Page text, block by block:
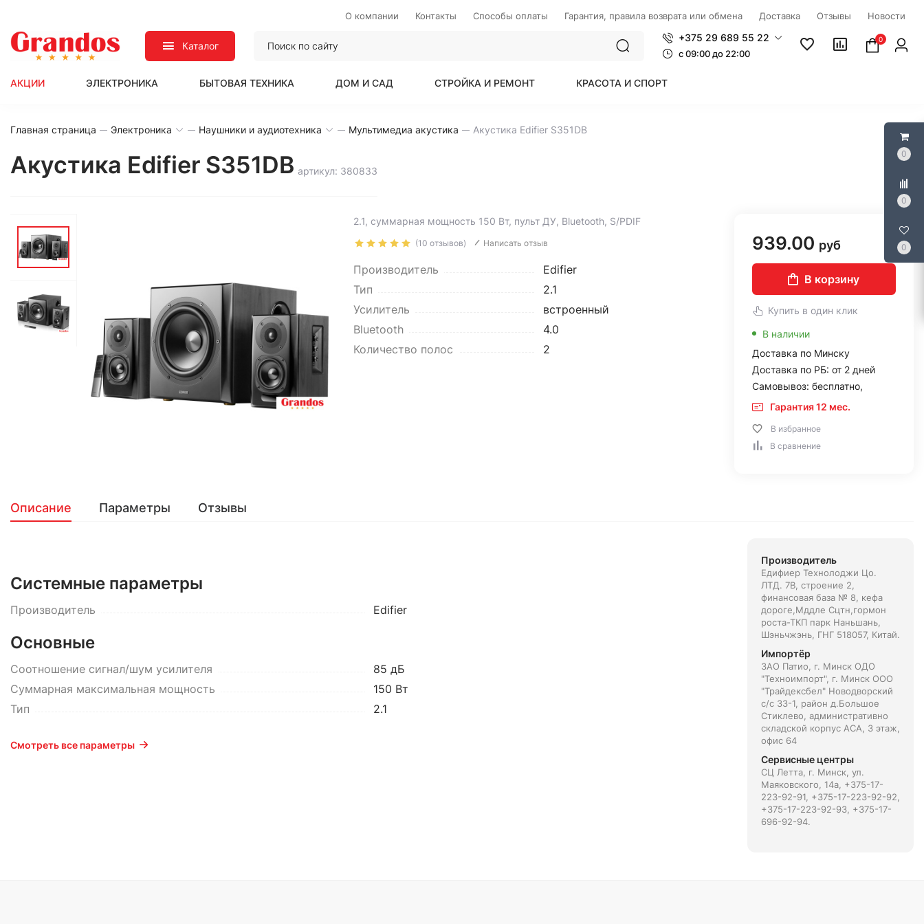
0
0
0
О компании Контакты Способы оплаты Гарантия, правила возврата или обмена Доставка Отзывы Новости
Каталог
+375 29 689 55 22
c 09:00 до 22:00
0
АКЦИИ ЭЛЕКТРОНИКА БЫТОВАЯ ТЕХНИКА ДОМ И САД СТРОЙКА И РЕМОНТ КРАСОТА И СПОРТ
Главная страница Электроника Наушники и аудиотехника Мультимедиа акустика Акустика Edifier S351DB
Акустика Edifier S351DB артикул: 380833
2.1, суммарная мощность 150 Вт, пульт ДУ, Bluetooth, S/PDIF
(10 отзывов) Написать отзыв
Производитель
Edifier
Тип
2.1
Усилитель
встроенный
Bluetooth
4.0
Количество полос
2
939.00 руб
В корзину
Купить в один клик
В наличии
Доставка по Минску
Доставка по РБ: от 2 дней
Самовывоз: бесплатно,
Гарантия 12 мес.
В избранное
В сравнение
Описание Параметры Отзывы
Системные параметры
Производитель Edifier
Основные
Соотношение сигнал/шум усилителя
85 дБ
Суммарная максимальная мощность
150 Вт
Тип
2.1
Смотреть все параметры
Производитель
Едифиер Технолоджи Цо.
ЛТД. 7В, строение 2,
финансовая база № 8, кефа
дороге,Мддле Сцтн,гормон
роста-ТКП парк Наньшань,
Шэньчжэнь, ГНГ 518057, Китай.
Импортёр
ЗАО Патио, г. Минск ОДО
"Техноимпорт", г. Минск ООО
"Трайдексбел" Новодворский
с/с 33-1, район д.Большое
Стиклево, административно
складской корпус АСА, 3 этаж,
офис 64
Сервисные центры
СЦ Летта, г. Минск, ул.
Маяковского, 14а, +375-17-
223-92-91, +375-17-223-92-92,
+375-17-223-92-93, +375-17-
696-92-94.